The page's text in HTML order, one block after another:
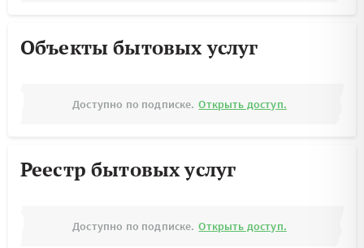
Объекты бытовых услуг
Доступно по подписке. Открыть доступ.
Реестр бытовых услуг
Доступно по подписке. Открыть доступ.